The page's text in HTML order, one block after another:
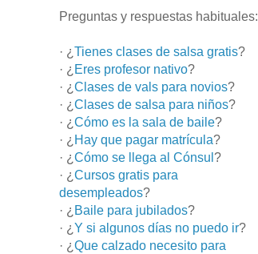
Preguntas y respuestas habituales:
· ¿ Tienes clases de salsa gratis?
· ¿ Eres profesor nativo?
· ¿ Clases de vals para novios?
· ¿ Clases de salsa para niños?
· ¿ Cómo es la sala de baile?
· ¿ Hay que pagar matrícula?
· ¿ Cómo se llega al Cónsul ?
· ¿ Cursos gratis para
desempleados?
· ¿ Baile para jubilados?
· ¿ Y si algunos días no puedo ir?
· ¿ Que calzado necesito para